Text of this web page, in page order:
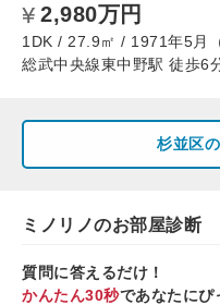
2,980万円
1DK / 27.9㎡ / 1971年5月
総武中央線東中野駅 徒歩6
杉並区
ミノリノのお部屋診断
質問に答えるだけ！
かんたん30秒であなたにぴ